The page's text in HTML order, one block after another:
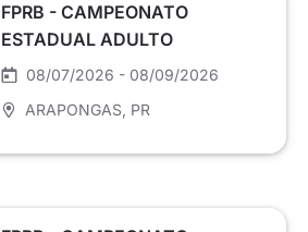
FPRB - CAMPEONATO
ESTADUAL ADULTO
MASCULINO SÉRIE PRATA
08/07/2026 - 08/09/2026
ARAPONGAS , PR